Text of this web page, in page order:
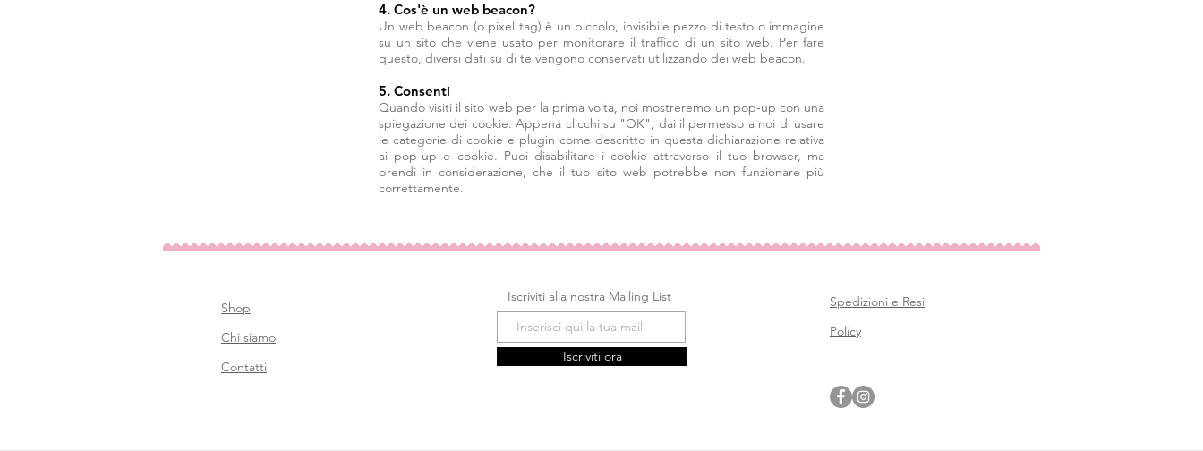
4. Cos'è un web beacon?
Un web beacon (o pixel tag) è un piccolo, invisibile pezzo di testo o immagine
su un sito che viene usato per monitorare il traffico di un sito web. Per fare
questo, diversi dati su di te vengono conservati utilizzando dei web beacon.
5. Consenti
Quando visiti il sito web per la prima volta, noi mostreremo un pop-up con una
spiegazione dei cookie. Appena clicchi su "OK", dai il permesso a noi di usare
le categorie di cookie e plugin come descritto in questa dichiarazione relativa
ai pop-up e cookie. Puoi disabilitare i cookie attraverso il tuo browser, ma
prendi in considerazione, che il tuo sito web potrebbe non funzionare più
correttamente.
Shop
Chi siamo
Contatti
Iscriviti alla nostra Mailing List
Iscriviti ora
Spedizioni e Resi
Policy